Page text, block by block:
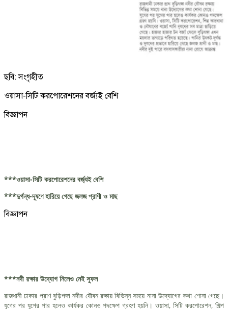
ছবি: সংগৃহীত
ওয়াসা-সিটি করপোরেশনের বর্জ্যই বেশি
বিজ্ঞাপন
***ওয়াসা-সিটি করপোরেশনের বর্জ্যই বেশি
***দুর্গন্ধ-দূষণে হারিয়ে গেছে জলজ প্রাণী ও মাছ
বিজ্ঞাপন
***নদী রক্ষার উদ্যোগ নিলেও নেই সুফল
রাজধানী ঢাকার প্রাণ বুড়িগঙ্গা নদীর যৌবন রক্ষায় বিভিন্ন সময়ে নানা উদ্যোগের কথা শোনা গেছে।
যুগের পর যুগের পার হলেও কার্যকর কোনও পদক্ষেপ গ্রহণ হয়নি। ওয়াসা, সিটি করপোরেশন, শিল্প